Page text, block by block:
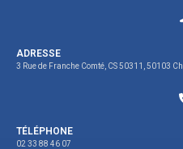
ADRESSE
3 Rue de Franche Comté, CS 50311, 50103
TÉLÉPHONE
02 33 88 46 07